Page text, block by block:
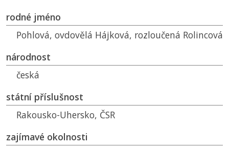
rodné jméno
Pohlová, ovdovělá Hájková, rozloučená Rolincová
národnost
česká
státní příslušnost
Rakousko-Uhersko, ČSR
zajímavé okolnosti